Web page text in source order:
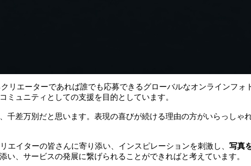
クリエーターであれば誰でも応募できるグローバルなオンラインフ
ミュニティとしての支援を目的としています。
千差万別だと思います。表現の喜びが続ける理由の方がいらっし
エイターの皆さんに寄り添い、インスピレーションを刺激し、 写真
、サービスの発展に繋げられることができればと考えています。